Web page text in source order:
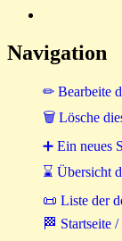
Navigation
✏ Bearbeite
🗑 Lösche
➕ Ein neues
⌛ Übersicht
📜 Liste der
🏁 Startseite